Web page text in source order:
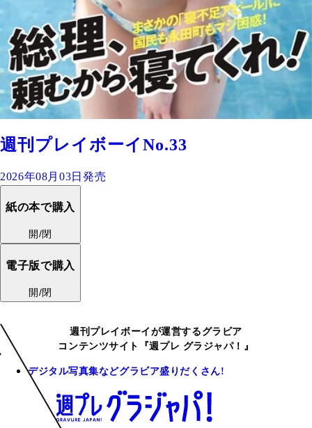
週刊プレイボーイNo.33
2026年08月03日発売
紙の本で購入
開/閉
電子版で購入
開/閉
週刊プレイボーイが運営するグラビア
コンテンツサイト『週プレ グラジャパ！』
デジタル写真集などグラビア盛りだくさん!